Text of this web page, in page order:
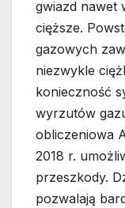
gwiazd nawet
cięższe.
gazowych
niezwykle
konieczność
wyrzutów
obliczeniowa
2018 r.
przeszkody.
pozwalają